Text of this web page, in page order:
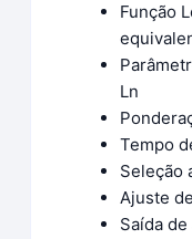
Função
Ln
Tempo
Seleção
Ajuste
Saída